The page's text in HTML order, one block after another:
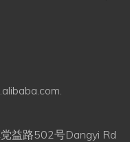
益路502号Dangyi Rd